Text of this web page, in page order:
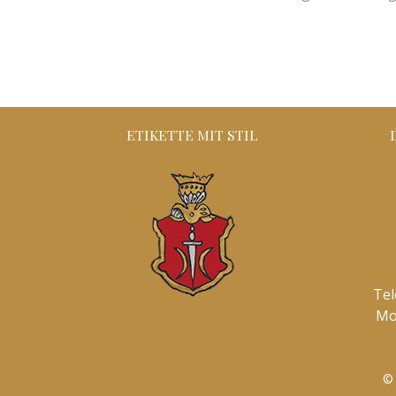
ETIKETTE MIT STIL
©